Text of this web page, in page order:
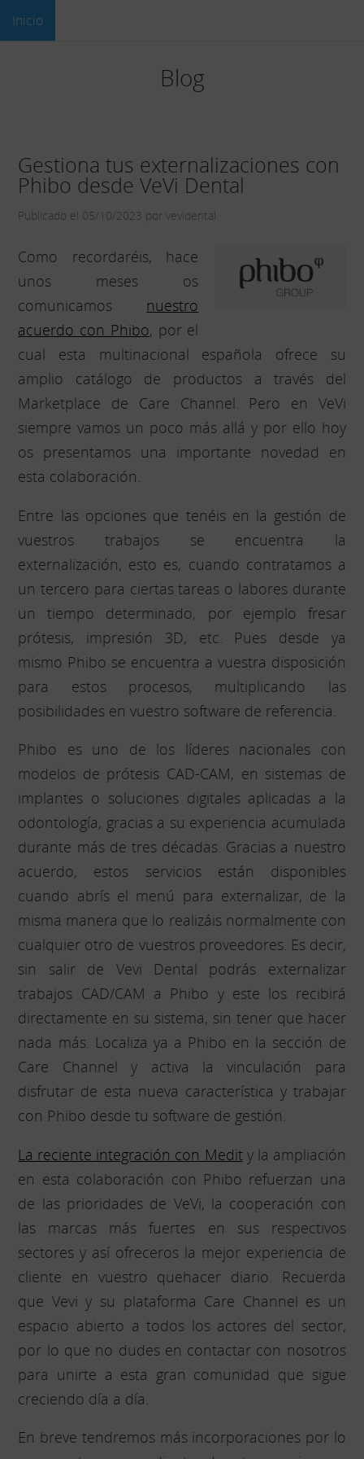
Inicio
Blog
Gestiona tus externalizaciones con
Phibo desde VeVi Dental
Publicado el 05/10/2023 por vevidental
Como recordaréis, hace
unos meses os
comunicamos nuestro
acuerdo con Phibo, por el
cual esta multinacional española ofrece su
amplio catálogo de productos a través del
Marketplace de Care Channel. Pero en VeVi
siempre vamos un poco más allá y por ello hoy
os presentamos una importante novedad en
esta colaboración.
Entre las opciones que tenéis en la gestión de
vuestros trabajos se encuentra la
externalización, esto es, cuando contratamos a
un tercero para ciertas tareas o labores durante
un tiempo determinado, por ejemplo fresar
prótesis, impresión 3D, etc. Pues desde ya
mismo Phibo se encuentra a vuestra disposición
para estos procesos, multiplicando las
posibilidades en vuestro software de referencia.
Phibo es uno de los líderes nacionales con
modelos de prótesis CAD-CAM, en sistemas de
implantes o soluciones digitales aplicadas a la
odontología, gracias a su experiencia acumulada
durante más de tres décadas. Gracias a nuestro
acuerdo, estos servicios están disponibles
cuando abrís el menú para externalizar, de la
misma manera que lo realizáis normalmente con
cualquier otro de vuestros proveedores. Es decir,
sin salir de Vevi Dental podrás externalizar
trabajos CAD/CAM a Phibo y este los recibirá
directamente en su sistema, sin tener que hacer
nada más. Localiza ya a Phibo en la sección de
Care Channel y activa la vinculación para
disfrutar de esta nueva característica y trabajar
con Phibo desde tu software de gestión.
La reciente integración con Medity la ampliación
en esta colaboración con Phibo refuerzan una
de las prioridades de VeVi, la cooperación con
las marcas más fuertes en sus respectivos
sectores y así ofreceros la mejor experiencia de
cliente en vuestro quehacer diario. Recuerda
que Vevi y su plataforma Care Channel es un
espacio abierto a todos los actores del sector,
por lo que no dudes en contactar con nosotros
para unirte a esta gran comunidad que sigue
creciendo día a día.
En breve tendremos más incorporaciones por lo